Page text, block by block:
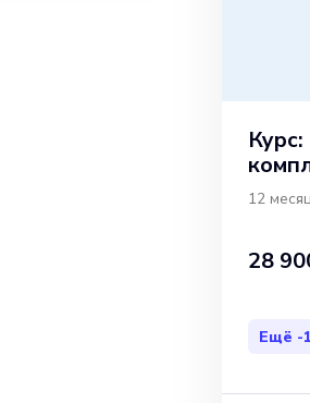
12
28
Ещё -